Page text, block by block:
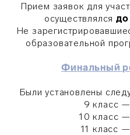
Прием заявок для
осуществлялсядо
Не
образовательной
Финальный
Были установлены
9 класс
10 класс
11 класс